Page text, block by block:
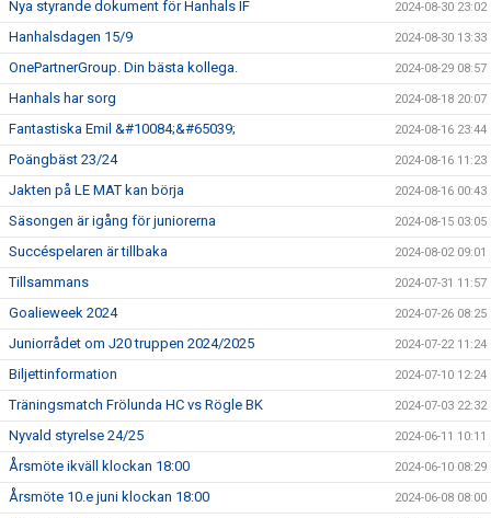
Nya styrande dokument för Hanhals IF 2024-08-30 23:02
Hanhalsdagen 15/9 2024-08-30 13:33
OnePartnerGroup. Din bästa kollega. 2024-08-29 08:57
Hanhals har sorg 2024-08-18 20:07
Fantastiska Emil &#10084;&#65039; 2024-08-16 23:44
Poängbäst 23/24 2024-08-16 11:23
Jakten på LE MAT kan börja 2024-08-16 00:43
Säsongen är igång för juniorerna 2024-08-15 03:05
Succéspelaren är tillbaka 2024-08-02 09:01
Tillsammans 2024-07-31 11:57
Goalieweek 2024 2024-07-26 08:25
Juniorrådet om J20 truppen 2024/2025 2024-07-22 11:24
Biljettinformation 2024-07-10 12:24
Träningsmatch Frölunda HC vs Rögle BK 2024-07-03 22:32
Nyvald styrelse 24/25 2024-06-11 10:11
Årsmöte ikväll klockan 18:00 2024-06-10 08:29
Årsmöte 10.e juni klockan 18:00 2024-06-08 08:00